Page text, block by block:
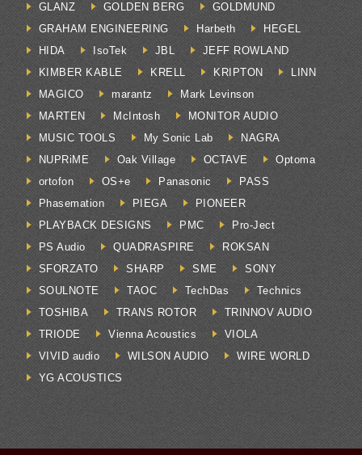
GLANZ
GOLDEN BERG
GOLDMUND
GRAHAM ENGINEERING
Harbeth
HEGEL
HIDA
IsoTek JBL
JEFF ROWLAND
KIMBER KABLE
KRELL KRIPTON
LINN
MAGICO
marantz
Mark Levinson
MARTEN
McIntosh
MONITOR AUDIO
MUSIC TOOLS
My Sonic Lab
NAGRA
NUPRiME
Oak Village OCTAVE
Optoma
ortofon
OS+e Panasonic
PASS
Phasemation
PIEGA
PIONEER
PLAYBACK DESIGNS
PMC
Pro-Ject
PS Audio
QUADRASPIRE
ROKSAN
SFORZATO
SHARP SME
SONY
SOULNOTE
TAOC TechDas
Technics
TOSHIBA
TRANS ROTOR
TRINNOV AUDIO
TRIODE
Vienna Acoustics
VIOLA
VIVID audio
WILSON AUDIO
WIRE WORLD
YG ACOUSTICS